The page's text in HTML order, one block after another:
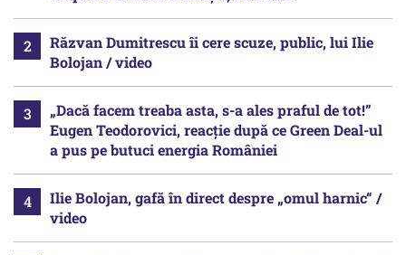
Răzvan Dumitrescu îi cere scuze, public, lui Ilie
Bolojan / video
„Dacă facem treaba asta, s-a ales praful de tot!”
Eugen Teodorovici, reacție după ce Green Deal-ul
a pus pe butuci energia României
Ilie Bolojan, gafă în direct despre „omul harnic“ /
video